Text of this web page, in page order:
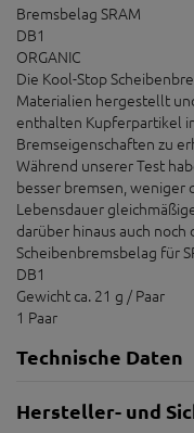
Bremsbelag SRAM
DB1
ORGANIC
Die Kool-Stop
Materialien hergestellt
enthalten Kupferpartikel
Bremseigenschaften zu
Während unserer Test
besser bremsen, weniger
Lebensdauer
darüber hinaus auch
Scheibenbremsbelag für
DB1
Gewicht ca. 21 g / Paar
1 Paar
Technische Daten
Hersteller- und